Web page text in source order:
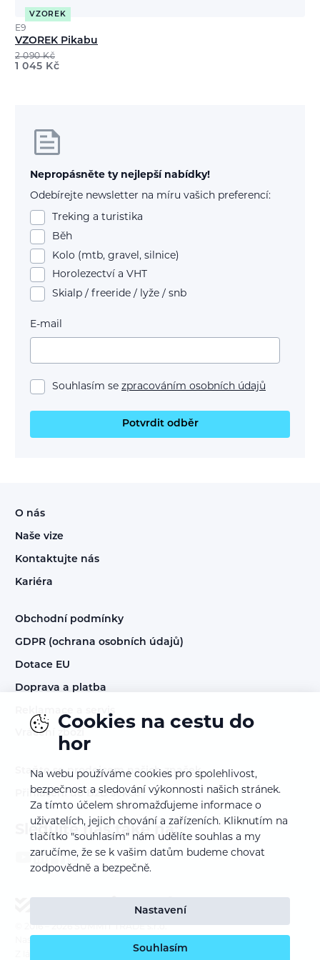
VZOREK
E9
VZOREK Pikabu
2 090Kč
1 045 Kč
Nepropásněte ty nejlepší nabídky!
Odebírejte newsletter na míru vašich preferencí:
Treking a turistika
Běh
Kolo (mtb, gravel, silnice)
Horolezectví a VHT
Skialp / freeride / lyže / snb
E-mail
Souhlasím se zpracováním osobních údajů
Potvrdit odběr
O nás
Naše vize
Kontaktujte nás
Kariéra
Obchodní podmínky
GDPR (ochrana osobních údajů)
Dotace EU
Doprava a platba
Reklamace a servis
Vrácení zboží
Staňte se prodejcem našich značek
Přihlášení do B2B sekce
Sledujte nás také na:
© 2016 – 2026SUMMIT TRADE s.r.o.
Cookies na cestu do
hor
Na webu používáme cookies pro spolehlivost,
bezpečnost a sledování výkonnosti našich stránek.
Za tímto účelem shromažďujeme informace o
uživatelích, jejich chování a zařízeních. Kliknutím na
tlačítko "souhlasím" nám udělíte souhlas a my
zaručíme, že se k vašim datům budeme chovat
zodpovědně a bezpečně.
Nastavení
Souhlasím